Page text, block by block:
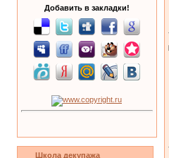
Добавить в закладки!
Школа декупажа